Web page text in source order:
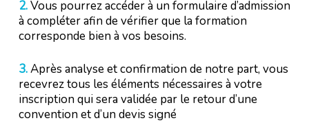
2.Vous pourrez accéder à un formulaire d’admission
à compléter afin de vérifier que la formation
corresponde bien à vos besoins.
3.Après analyse et confirmation de notre part, vous
recevrez tous les éléments nécessaires à votre
inscription qui sera validée par le retour d’une
convention et d’un devis signé